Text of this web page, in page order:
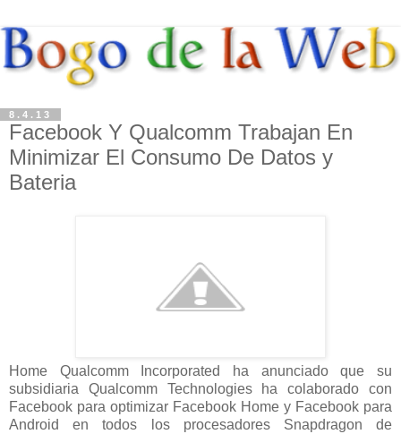
8.4.13
Facebook Y Qualcomm Trabajan En
Minimizar El Consumo De Datos y
Bateria
Home Qualcomm Incorporated ha anunciado que su
subsidiaria Qualcomm Technologies ha colaborado con
Facebook para optimizar Facebook Home y Facebook para
Android en todos los procesadores Snapdragon de